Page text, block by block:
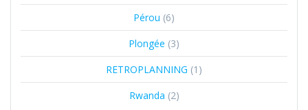
Pérou (6)
Plongée (3)
RETROPLANNING (1)
Rwanda (2)